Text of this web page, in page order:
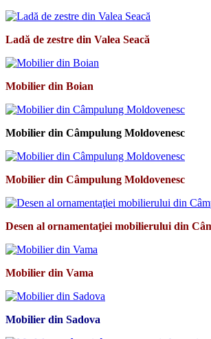
Ladă de zestre din Valea Seacă
Mobilier din Boian
Mobilier din Câmpulung Moldovenesc
Mobilier din Câmpulung Moldovenesc
Desen al ornamentaţiei mobilierului din
Mobilier din Vama
Mobilier din Sadova